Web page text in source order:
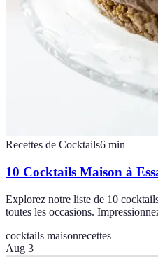
Recettes de Cocktails6 min
10 Cocktails Maison à
Explorez notre liste de 10
toutes les occasions.
cocktails maisonrecettes
Aug 3